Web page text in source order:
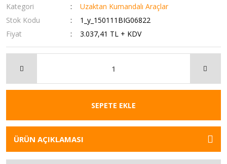
Kategori
Uzaktan Kumandalı Araçlar
Stok Kodu
1_y_150111BIG06822
Fiyat
3.037,41 TL + KDV
SEPETE EKLE
ÜRÜN AÇIKLAMASI